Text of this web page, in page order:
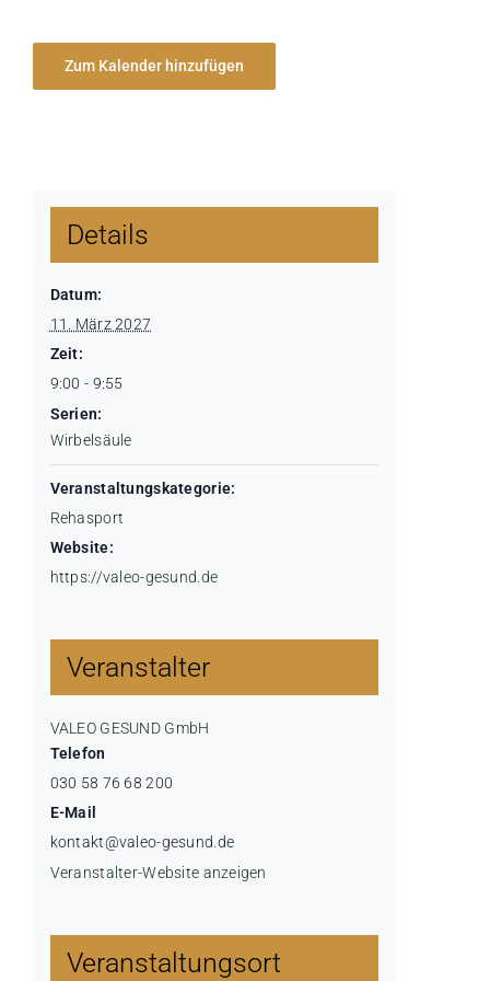
Zum Kalender hinzufügen
Details
Datum:
11. März 2027
Zeit:
9:00 - 9:55
Serien:
Wirbelsäule
Veranstaltungskategorie:
Rehasport
Website:
https://valeo-gesund.de
Veranstalter
VALEO GESUND GmbH
Telefon
030 58 76 68 200
E-Mail
kontakt@valeo-gesund.de
Veranstalter-Website anzeigen
Veranstaltungsort